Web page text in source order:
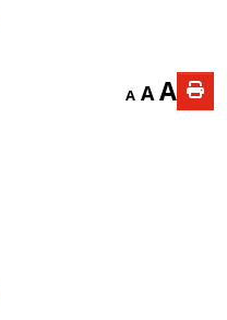
A
Decrease
A Reset
A